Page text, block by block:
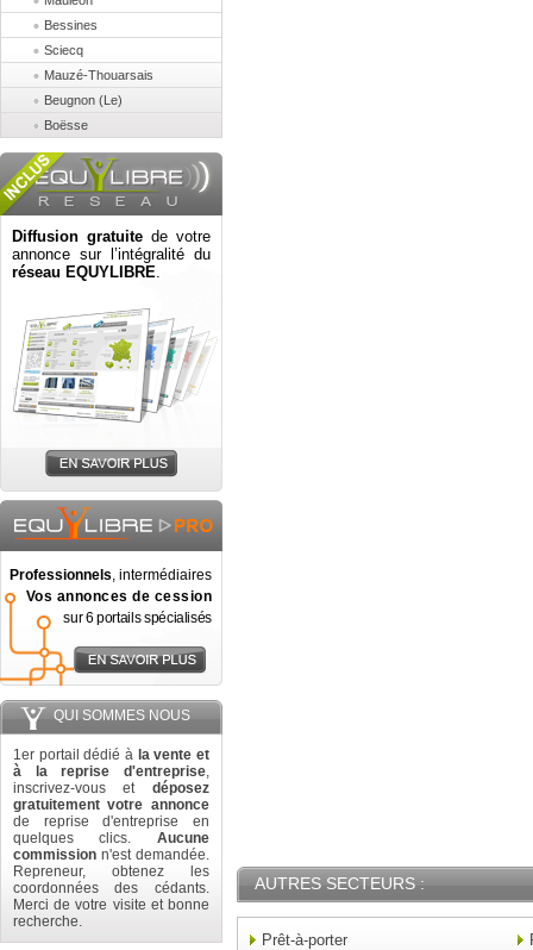
Bessines
Sciecq
Mauzé-Thouarsais
Beugnon (Le)
Boësse
Diffusion gratuite de votre
annonce sur l’intégralité du
réseau EQUYLIBRE.
Professionnels, intermédiaires
Vos annonces de cession
sur 6 portails spécialisés
QUI SOMMES NOUS
1er portail dédié à la vente et
à la reprise d'entreprise,
inscrivez-vous et déposez
gratuitement votre annonce
de reprise d'entreprise en
quelques clics. Aucune
commission n'est demandée.
Repreneur, obtenez les
coordonnées des cédants.
Merci de votre visite et bonne
recherche.
AUTRES SECTEURS :
Prêt-à-porter